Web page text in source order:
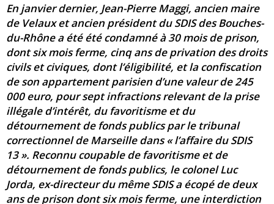
En janvier dernier, Jean-Pierre Maggi, ancien maire
de Velaux et ancien président du SDIS des Bouches-
du-Rhône a été été condamné à 30 mois de prison,
dont six mois ferme, cinq ans de privation des droits
civils et civiques, dont l’éligibilité, et la confiscation
de son appartement parisien d’une valeur de 245
000 euro, pour sept infractions relevant de la prise
illégale d’intérêt, du favoritisme et du
détournement de fonds publics par le tribunal
correctionnel de Marseille dans « l’affaire du SDIS
13 ». Reconnu coupable de favoritisme et de
détournement de fonds publics, le colonel Luc
Jorda, ex-directeur du même SDIS a écopé de deux
ans de prison dont six mois ferme, une interdiction